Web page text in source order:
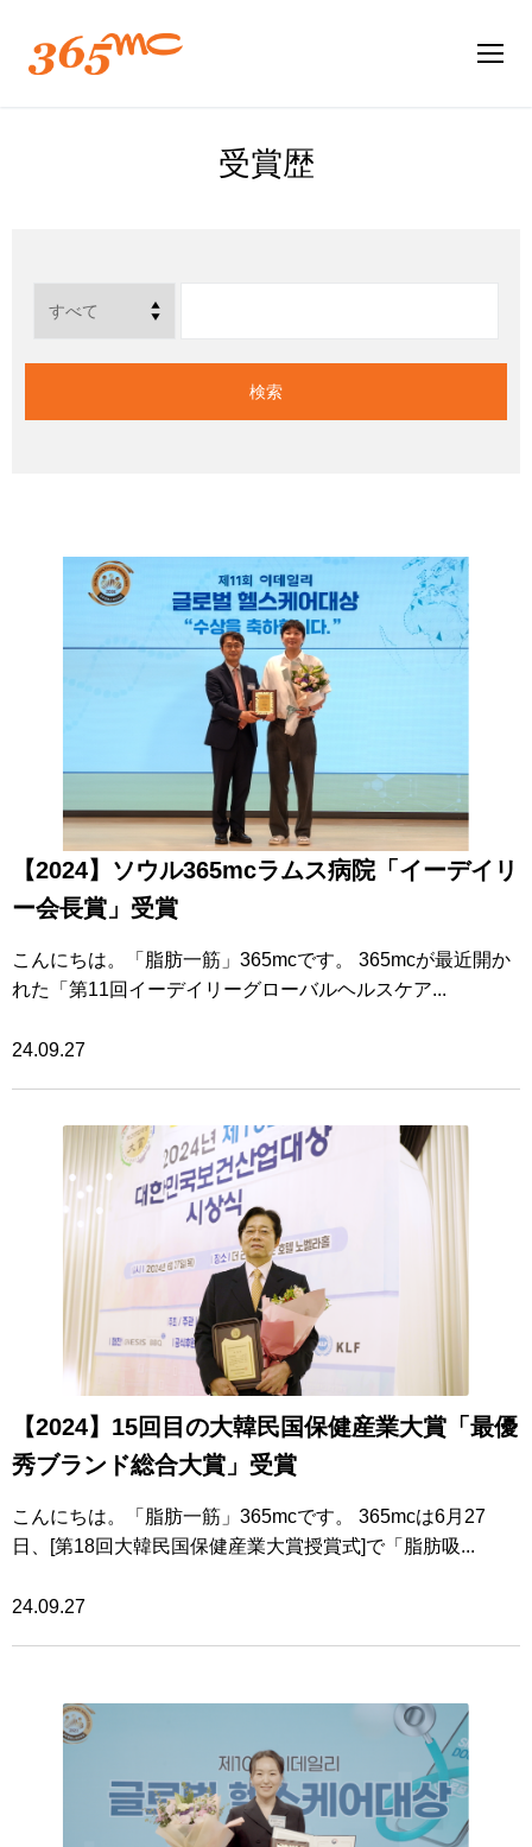
受賞歴
検索
【2024】ソウル365mcラムス病院「イーデイリ
ー会長賞」受賞
こんにちは。「脂肪一筋」365mcです。 365mcが最近開か
れた「第11回イーデイリーグローバルヘルスケア...
24.09.27
【2024】15回目の大韓民国保健産業大賞「最優
秀ブランド総合大賞」受賞
こんにちは。「脂肪一筋」365mcです。 365mcは6月27
日、[第18回大韓民国保健産業大賞授賞式]で「脂肪吸...
24.09.27